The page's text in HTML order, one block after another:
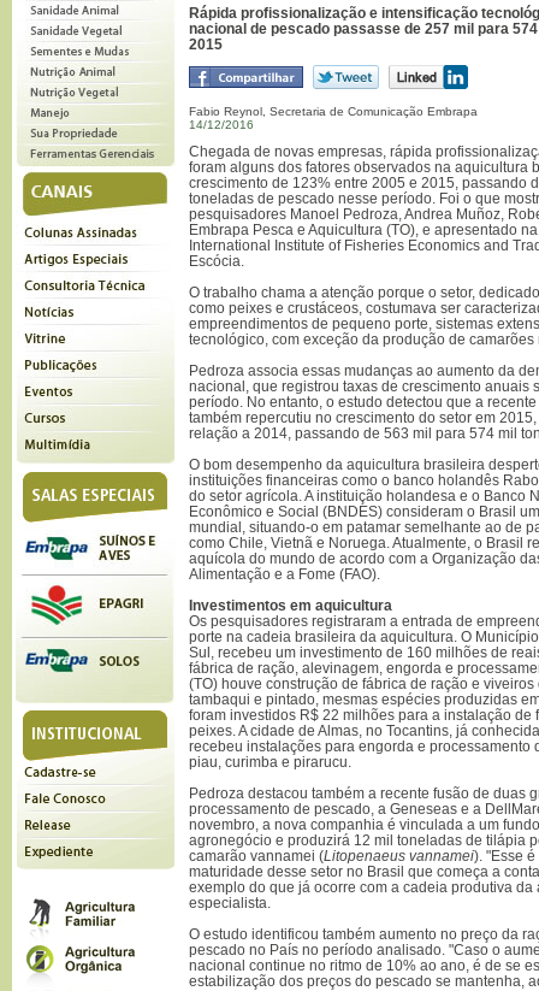
Rápida profissionalização e intensificação
nacional de pescado passasse de 257 mil para
2015
Fabio Reynol, Secretaria de Comunicação Embrapa
14/12/2016
Chegada de novas empresas, rápida
foram alguns dos fatores observados na aquicultura
crescimento de 123% entre 2005 e 2015, passando
toneladas de pescado nesse período. Foi o que
pesquisadores Manoel Pedroza, Andrea Muñoz,
Embrapa Pesca e Aquicultura (TO), e apresentado
International Institute of Fisheries Economics and
Escócia.
O trabalho chama a atenção porque o setor,
como peixes e crustáceos, costumava ser
empreendimentos de pequeno porte, sistemas
tecnológico, com exceção da produção de
Pedroza associa essas mudanças ao aumento da
nacional, que registrou taxas de crescimento anuais
período. No entanto, o estudo detectou que a
também repercutiu no crescimento do setor em
relação a 2014, passando de 563 mil para 574 mil
O bom desempenho da aquicultura brasileira
instituições financeiras como o banco holandês
do setor agrícola. A instituição holandesa e o Banco
Econômico e Social (BNDES) consideram o Brasil
mundial, situando-o em patamar semelhante ao de
como Chile, Vietnã e Noruega. Atualmente, o Brasil
aquícola do mundo de acordo com a Organização
Alimentação e a Fome (FAO).
Investimentos em aquicultura
Os pesquisadores registraram a entrada de
porte na cadeia brasileira da aquicultura. O
Sul, recebeu um investimento de 160 milhões de
fábrica de ração, alevinagem, engorda e
(TO) houve construção de fábrica de ração e
tambaqui e pintado, mesmas espécies produzidas
foram investidos R$ 22 milhões para a instalação de
peixes. A cidade de Almas, no Tocantins, já
recebeu instalações para engorda e processamento
piau, curimba e pirarucu.
Pedroza destacou também a recente fusão de duas
processamento de pescado, a Geneseas e a
novembro, a nova companhia é vinculada a um
agronegócio e produzirá 12 mil toneladas de tilápia
camarão vannamei (Litopenaeus vannamei). "Esse
maturidade desse setor no Brasil que começa a
exemplo do que já ocorre com a cadeia produtiva da
especialista.
O estudo identificou também aumento no preço da
pescado no País no período analisado. "Caso o
nacional continue no ritmo de 10% ao ano, é de se
estabilização dos preços do pescado se mantenha,